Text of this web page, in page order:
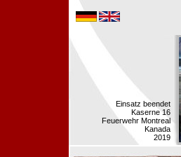
Einsatz beendet
Kaserne 16
Feuerwehr Montreal
Kanada
2019